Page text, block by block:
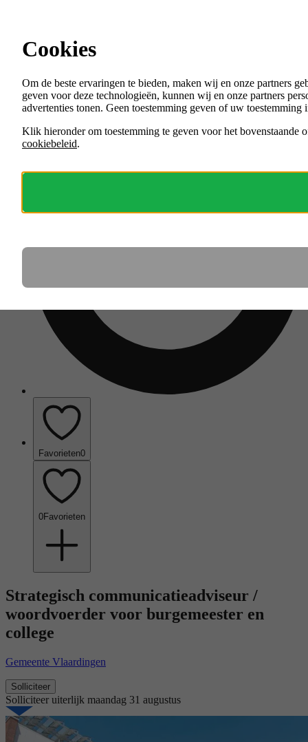
Menu
VACATURES
ORGANISATIES
Favorieten0
0Favorieten
Strategisch communicatieadviseur /
woordvoerder voor burgemeester en
college
Gemeente Vlaardingen
Solliciteer
Solliciteer uiterlijk maandag 31 augustus
Cookies
Om de beste ervaringen te bieden, maken wij en onze partners
geven voor deze technologieën, kunnen wij en onze partners
advertenties tonen. Geen toestemming geven of uw
Klik hieronder om toestemming te geven voor het bovenstaande
cookiebeleid.